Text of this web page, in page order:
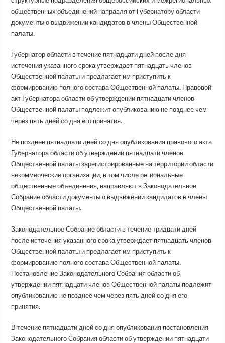
общественных объединений направляют Губернатору области
документы о выдвижении кандидатов в члены Общественной
палаты.
Губернатор области в течение пятнадцати дней после дня
истечения указанного срока утверждает пятнадцать членов
Общественной палаты и предлагает им приступить к
формированию полного состава Общественной палаты. Правовой
акт Губернатора области об утверждении пятнадцати членов
Общественной палаты подлежит опубликованию не позднее чем
через пять дней со дня его принятия.
Не позднее пятнадцати дней со дня опубликования правового акта
Губернатора области об утверждении пятнадцати членов
Общественной палаты зарегистрированные на территории области
некоммерческие организации, в том числе региональные
общественные объединения, направляют в Законодательное
Собрание области документы о выдвижении кандидатов в члены
Общественной палаты.
Законодательное Собрание области в течение тридцати дней
после истечения указанного срока утверждает пятнадцать членов
Общественной палаты и предлагает им приступить к
формированию полного состава Общественной палаты.
Постановление Законодательного Собрания области об
утверждении пятнадцати членов Общественной палаты подлежит
опубликованию не позднее чем через пять дней со дня его
принятия.
В течение пятнадцати дней со дня опубликования постановления
Законодательного Собрания области об утверждении пятнадцати